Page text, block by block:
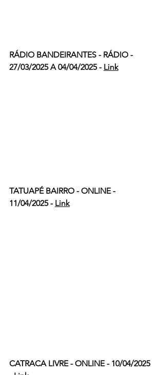
RÁDIO BANDEIRANTES - RÁDIO -
27/03/2025 A 04/04/2025 - Link
TATUAPÉ BAIRRO - ONLINE -
11/04/2025 - Link
CATRACA LIVRE - ONLINE - 10/04/2025